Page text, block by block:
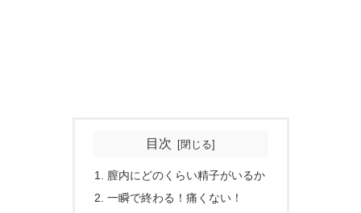
目次
膣内にどのくらい精子がいるか
一瞬で終わる！痛くない！